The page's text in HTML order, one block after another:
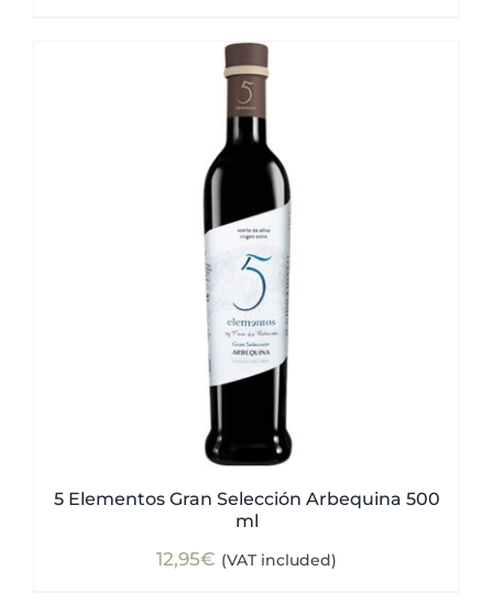
5 Elementos Gran Selección Arbequina 500
ml
12,95€ (VAT included)